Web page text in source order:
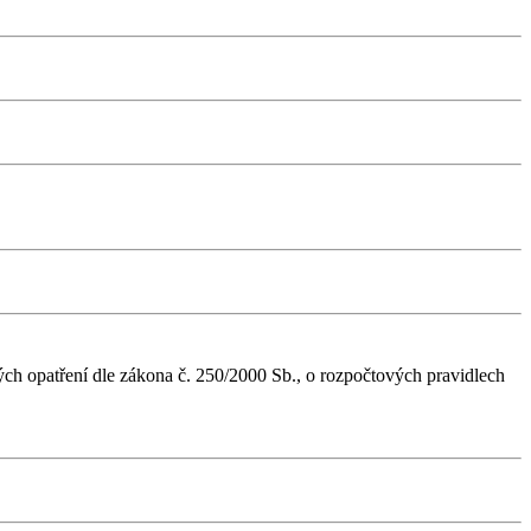
opatření dle zákona č. 250/2000 Sb., o rozpočtových pravidlech